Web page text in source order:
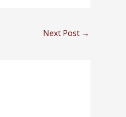
Next Post →